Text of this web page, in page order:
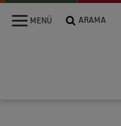
MENUMENÜ ARAMA